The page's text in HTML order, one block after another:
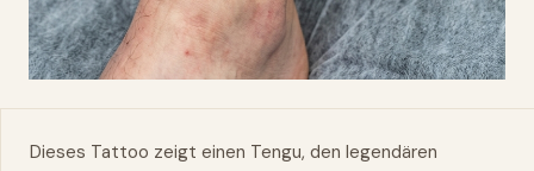
Dieses Tattoo zeigt einen Tengu, den legendären